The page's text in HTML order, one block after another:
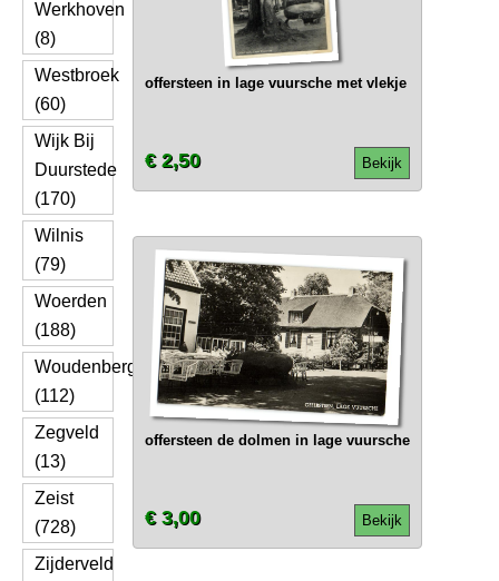
Werkhoven
(8)
Westbroek
(60)
Wijk Bij
Duurstede
(170)
Wilnis
(79)
Woerden
(188)
Woudenberg
(112)
Zegveld
(13)
Zeist
(728)
Zijderveld
offersteen in lage vuursche met vlekje
Bekijk
€ 2,50
offersteen de dolmen in lage vuursche
Bekijk
€ 3,00